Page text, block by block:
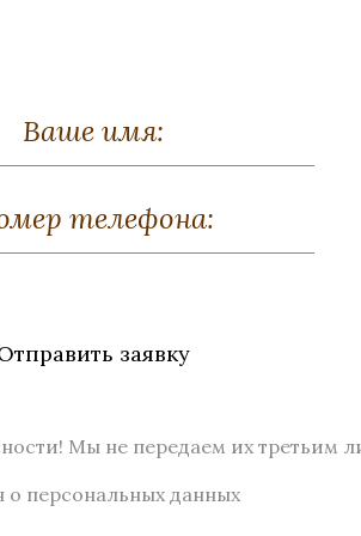
заявку
Мы не передаем их третьим
о персональных данных